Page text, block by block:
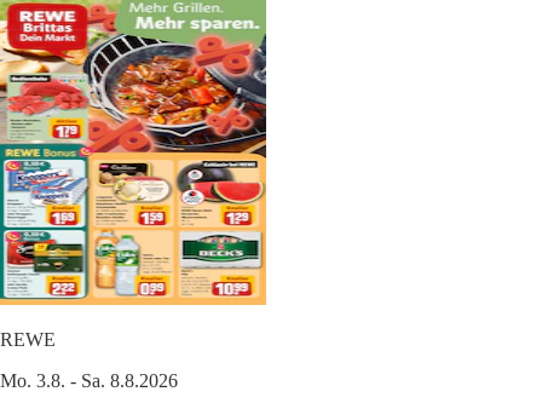
REWE
Mo. 3.8. - Sa. 8.8.2026